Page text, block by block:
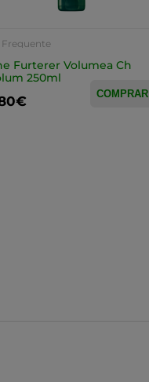
Frequente
Furterer Volumea Ch
250ml
COMPRAR